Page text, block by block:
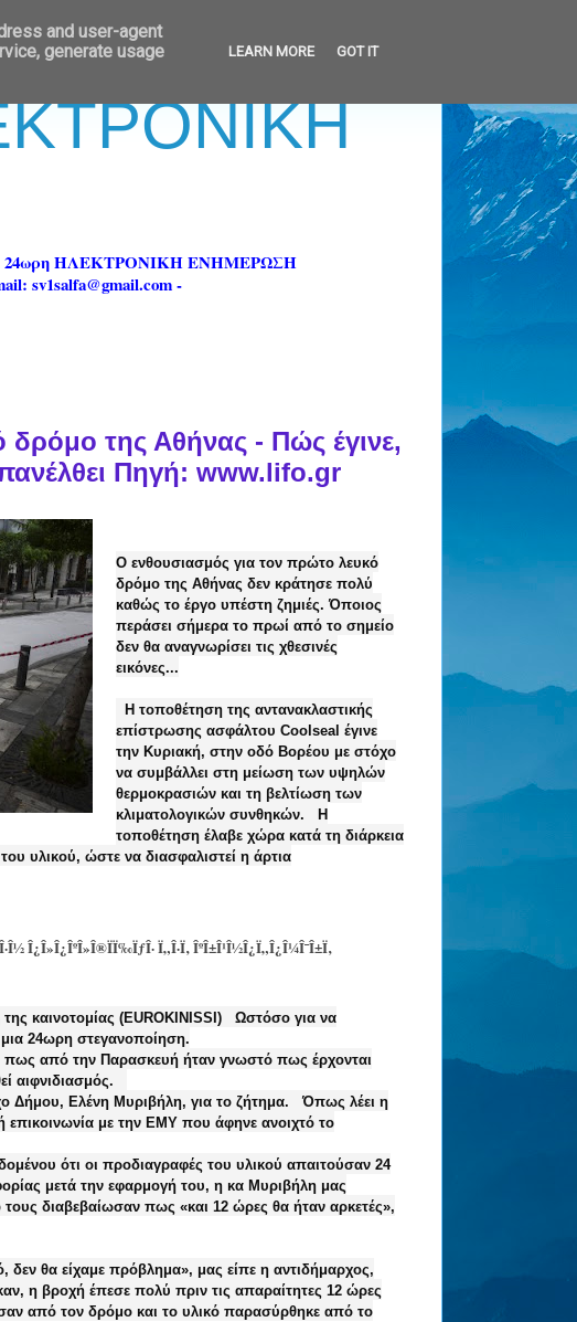
ΗΛΕΚΤΡΟΝΙΚΗ ΕΝΗΜΕΡΩΣΗ
sv1salfa@gmail.com -
της Αθήνας - Πώς έγινε,
Πηγή: www.lifo.gr
Ο ενθουσιασμός για τον πρώτο λευκό
δρόμο της Αθήνας δεν κράτησε πολύ
καθώς το έργο υπέστη ζημιές. Όποιος
περάσει σήμερα το πρωί από το σημείο
δεν θα αναγνωρίσει τις χθεσινές
εικόνες...
Η τοποθέτηση της αντανακλαστικής
επίστρωσης ασφάλτου Coolseal έγινε
την Κυριακή, στην οδό Βορέου με στόχο
να συμβάλλει στη μείωση των υψηλών
θερμοκρασιών και τη βελτίωση των
κλιματολογικών συνθηκών. Η
τοποθέτηση έλαβε χώρα κατά τη διάρκεια
υλικού, ώστε να διασφαλιστεί η άρτια
καινοτομίας (ΕUROKINISSI) Ωστόσο για να
μια 24ωρη στεγανοποίηση.
πως από την Παρασκευή ήταν γνωστό πως έρχονται
αιφνιδιασμός.
Δήμου, Ελένη Μυριβήλη, για το ζήτημα. Όπως λέει η
με την ΕΜΥ που άφηνε ανοιχτό το
ότι οι προδιαγραφές του υλικού απαιτούσαν 24
μετά την εφαρμογή του, η κα Μυριβήλη μας
τους διαβεβαίωσαν πως «και 12 ώρες θα ήταν αρκετές»,
θα είχαμε πρόβλημα», μας είπε η αντιδήμαρχος,
η βροχή έπεσε πολύ πριν τις απαραίτητες 12 ώρες
από τον δρόμο και το υλικό παρασύρθηκε από το
and user-agent
generate usage
LEARN MORE GOT IT